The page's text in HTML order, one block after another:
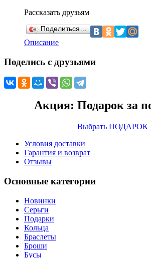
Рассказать друзьям
Поделиться…
Описание
Поделись с друзьями
Акция: Подарок за
Выбрать ПОДАРОК
Условия доставки
Гарантия и возврат
Отзывы
Основные категории
Новинки
Серьги
Подарки
Кольца
Браслеты
Броши
Бусы